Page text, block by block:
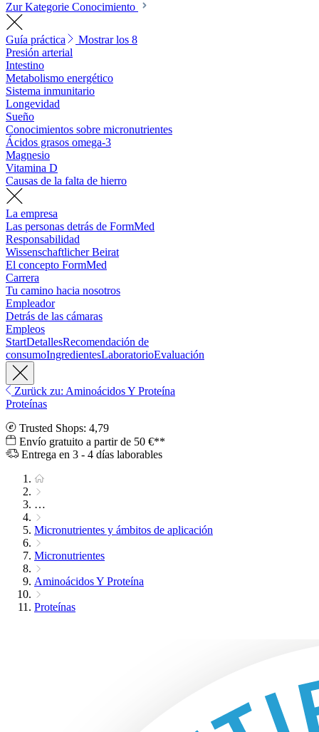
Zur Kategorie Conocimiento
Guía práctica
Mostrar los 8
Presión arterial
Intestino
Metabolismo energético
Sistema inmunitario
Longevidad
Sueño
Conocimientos sobre micronutrientes
Ácidos grasos omega-3
Magnesio
Vitamina D
Causas de la falta de hierro
La empresa
Las personas detrás de FormMed
Responsabilidad
Wissenschaftlicher Beirat
El concepto FormMed
Carrera
Tu camino hacia nosotros
Empleador
Detrás de las cámaras
Empleos
StartDetallesRecomendación de
consumoIngredientesLaboratorioEvaluación
Zurück zu: Aminoácidos Y Proteína
Proteínas
Trusted Shops: 4,79
Envío gratuito a partir de 50 €**
Entrega en 3 - 4 días laborables
…
Micronutrientes y ámbitos de aplicación
Micronutrientes
Aminoácidos Y Proteína
Proteínas